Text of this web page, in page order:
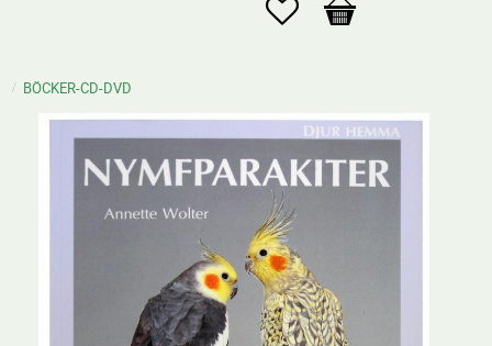
Favoriter
Kundvagn
BÖCKER-CD-DVD